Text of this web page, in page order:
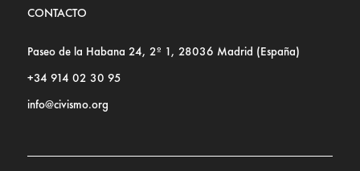
CONTACTO
Paseo de la Habana 24, 2º 1, 28036 Madrid (España)
+34 914 02 30 95
info@civismo.org